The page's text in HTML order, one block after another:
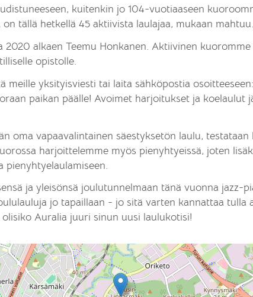
kuitenkin jo 104-vuotiaaseen
tällä hetkellä 45 aktiivista laulajaa, mukaan
2020 alkaen Teemu Honkanen. Aktiivinen
opistolle.
meille yksityisviesti tai laita sähköpostia
paikan päälle! Avoimet harjoitukset ja koelaulut
oma vapaavalintainen säestyksetön laulu,
harjoittelemme myös pienyhtyeissä, joten
pienyhtyelaulamiseen.
ja yleisönsä joulutunnelmaan tänä vuonna jazz-
jo tapaillaan - jo sitä varten kannattaa tulla
Auralia juuri sinun uusi laulukotisi!